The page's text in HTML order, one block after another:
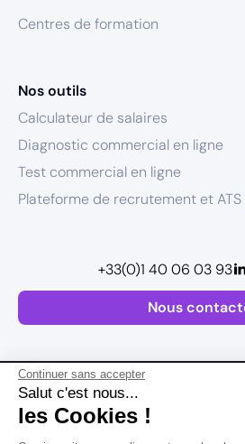
Continuer sans accepter
Salut c'est nous...
les Cookies !
Centres de formation
Nos outils
Calculateur de salaires
Diagnostic commercial en ligne
Test commercial en ligne
Plateforme de recrutement et ATS
Nous
+33(0)1 40 06 03 93